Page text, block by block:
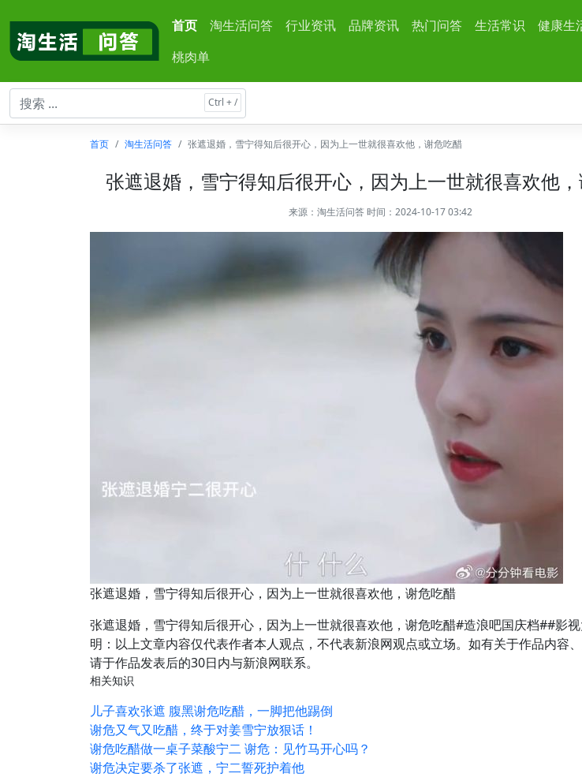
首页 淘生活问答 行业资讯 品牌资讯 热门问答 生活常识 健康生
桃肉单
首页 淘生活问答 张遮退婚，雪宁得知后很开心，因为上一世就很喜欢他，谢危吃醋
张遮退婚，雪宁得知后很开心，因为上一世就很喜欢他
来源： 淘生活问答 时间：2024-10-17 03:42
张遮退婚，雪宁得知后很开心，因为上一世就很喜欢他，谢危吃醋
张遮退婚，雪宁得知后很开心，因为上一世就很喜欢他，谢危吃醋#造浪吧国庆档##影
明：以上文章内容仅代表作者本人观点，不代表新浪网观点或立场。如有关于作品内容
请于作品发表后的30日内与新浪网联系。
相关知识
儿子喜欢张遮 腹黑谢危吃醋，一脚把他踢倒
谢危又气又吃醋，终于对姜雪宁放狠话！
谢危吃醋做一桌子菜酸宁二 谢危：见竹马开心吗？
谢危决定要杀了张遮，宁二誓死护着他